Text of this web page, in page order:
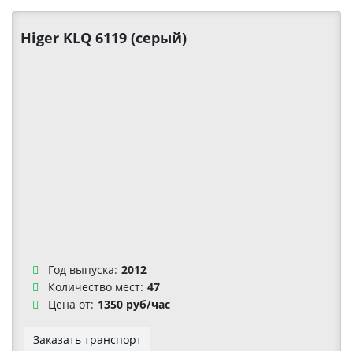
Higer KLQ 6119 (серый)
Год выпуска: 2012
Количество мест: 47
Цена от: 1350 руб/час
Заказать транспорт